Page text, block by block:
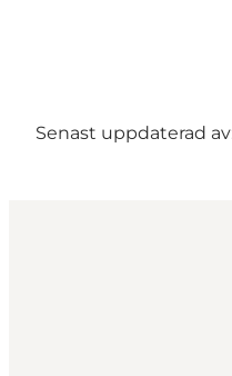
Senast uppdaterad